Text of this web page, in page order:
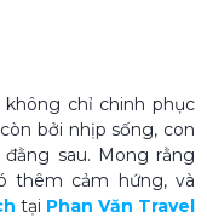
không chỉ chinh phục
bởi nhịp sống, con
sau. Mong rằng
thêm cảm hứng, và
tại Phan Văn Travel